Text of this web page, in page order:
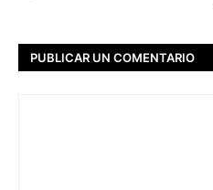
PUBLICAR UN COMENTARIO